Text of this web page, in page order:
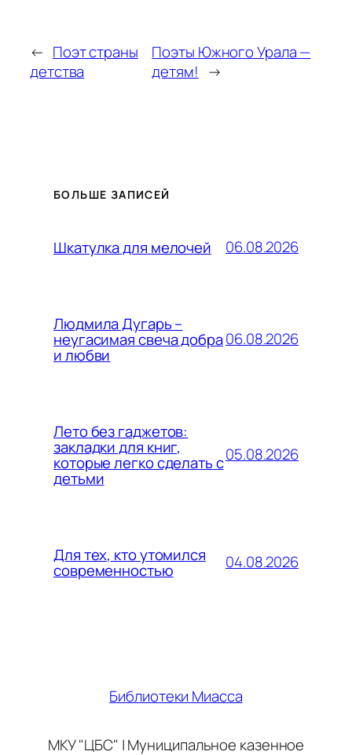
← Поэт страны
детства
Поэты Южного Урала —
детям! →
БОЛЬШЕ ЗАПИСЕЙ
Шкатулка для мелочей 06.08.2026
Людмила Дугарь –
неугасимая свеча добра
и любви
06.08.2026
Лето без гаджетов:
закладки для книг,
которые легко сделать с
детьми
05.08.2026
Для тех, кто утомился
современностью 04.08.2026
Библиотеки Миасса
МКУ "ЦБС" | Муниципальное казенное